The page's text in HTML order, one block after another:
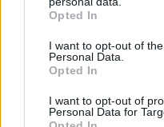
grant or deny consent to
use your data for below
consent section.
Opted In
I want to opt-out of
Personal Data.
Opted In
I want to opt-out of
Personal Data for
ΕΛΠΕ
Το βραβείο προς
Διευθυντής Νέων
πηγών ενέργειας του